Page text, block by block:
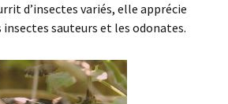
d’insectes variés, elle apprécie
sauteurs et les odonates.